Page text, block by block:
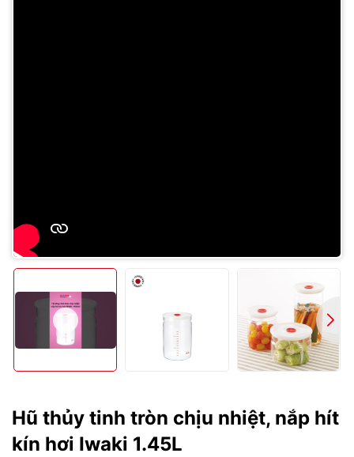
Hũ thủy tinh tròn chịu nhiệt, nắp hít
kín hơi Iwaki 1.45L